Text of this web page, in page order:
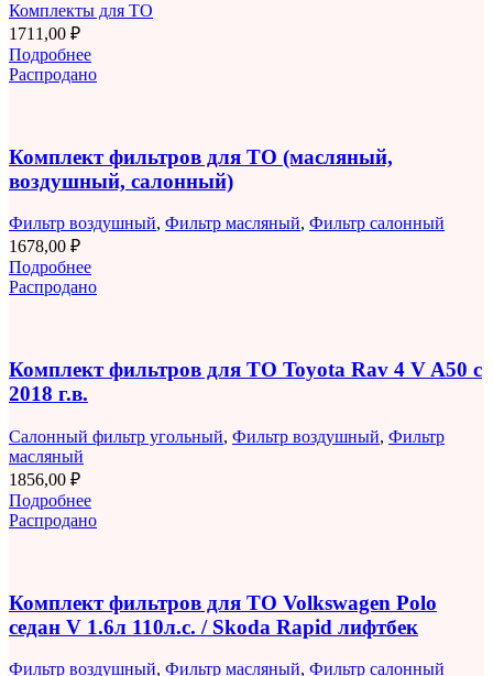
Комплекты для ТО
1711,00 ₽
Подробнее
Распродано
Комплект фильтров для ТО (масляный,
воздушный, салонный)
Фильтр воздушный, Фильтр масляный, Фильтр салонный
1678,00 ₽
Подробнее
Распродано
Комплект фильтров для ТО Toyota Rav 4 V A50 с
2018 г.в.
Салонный фильтр угольный, Фильтр воздушный, Фильтр
масляный
1856,00 ₽
Подробнее
Распродано
Комплект фильтров для ТО Volkswagen Polo
седан V 1.6л 110л.с. / Skoda Rapid лифтбек
Фильтр воздушный, Фильтр масляный, Фильтр салонный